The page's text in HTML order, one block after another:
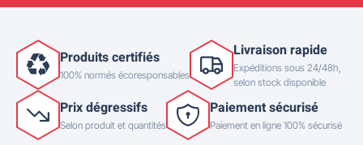
Produits certifiés
100% normés écoresponsables
Livraison rapide
Expéditions sous 24/48h,
selon stock disponible
Prix dégressifs
Selon produit et quantités
Paiement sécurisé
Paiement en ligne 100% sécurisé